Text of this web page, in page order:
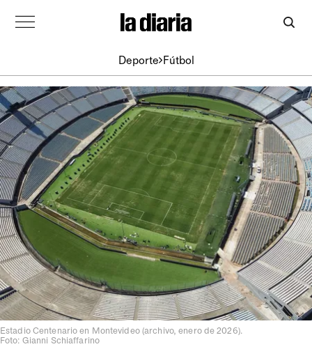
Deporte Fútbol
Estadio Centenario en Montevideo (archivo, enero de 2026).
Foto: Gianni Schiaffarino